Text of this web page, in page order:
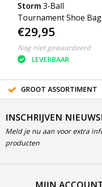
Storm 3-Ball
Tournament Shoe Bag
DYE
€29,95
Nog niet gewaardeerd
LEVERBAAR
GROOT ASSORTIMENT
INSCHRIJVEN
Meld je nu aan voor extra
producten
MIJN